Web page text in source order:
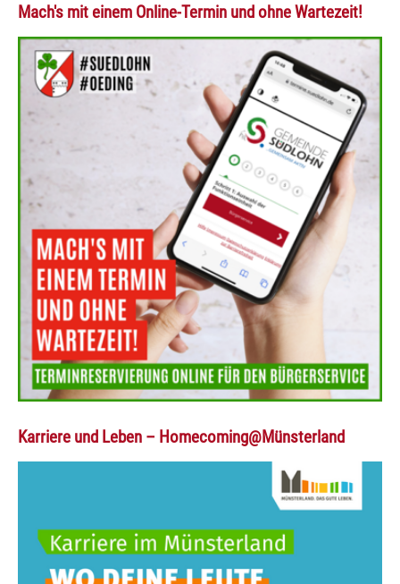
Mach's mit einem Online-Termin und ohne Wartezeit!
Karriere und Leben – Homecoming@Münsterland